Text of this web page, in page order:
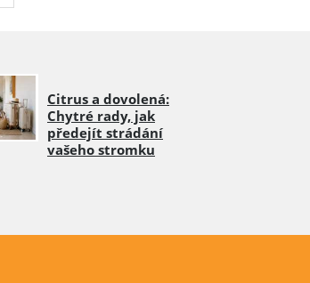
Citrus a dovolená:
Chytré rady, jak
předejít strádání
vašeho stromku